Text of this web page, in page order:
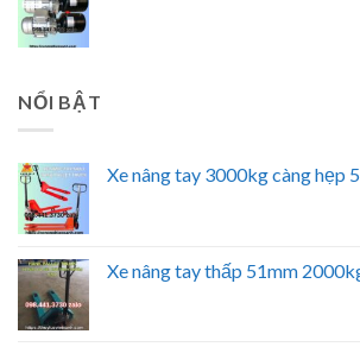
NỔI BẬT
Xe nâng tay 3000kg càng hẹp
Xe nâng tay thấp 51mm